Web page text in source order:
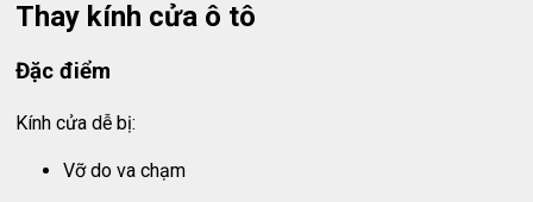
Thay kính cửa ô tô
Đặc điểm
Kính cửa dễ bị:
Vỡ do va chạm